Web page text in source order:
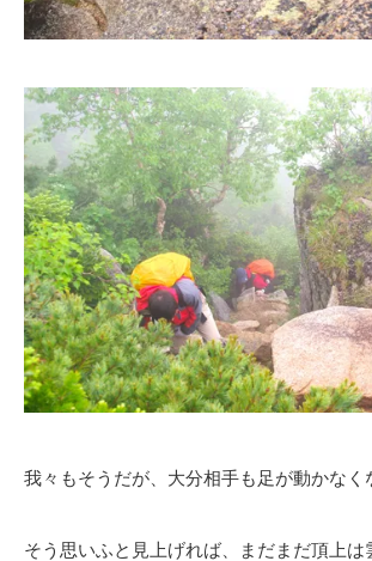
我々もそうだが、大分相手も足が動かなく
そう思いふと見上げれば、まだまだ頂上は